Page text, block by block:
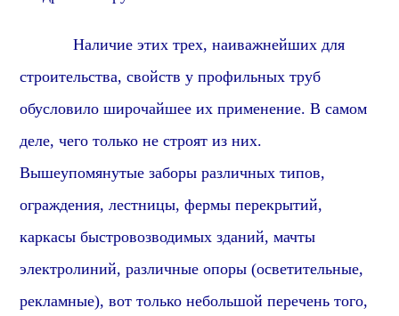
Наличие этих трех, наиважнейших для
строительства, свойств у профильных труб
обусловило широчайшее их применение.В самом
деле, чего только не строят из них.
Вышеупомянутые заборы различных типов,
ограждения, лестницы, фермы перекрытий,
каркасы быстровозводимых зданий, мачты
электролиний, различные опоры (осветительные,
рекламные), вот только небольшой перечень того,